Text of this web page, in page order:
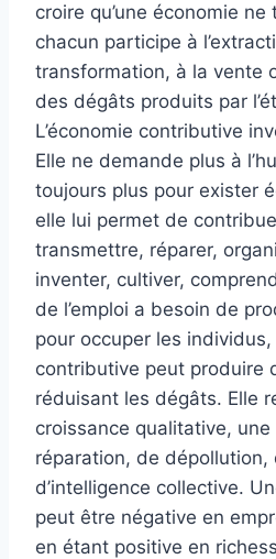
croire qu’une économie
chacun participe à
transformation, à la vente
des dégâts produits par
L’économie contributive
Elle ne demande plus à
toujours plus pour exister
elle lui permet de
transmettre, réparer,
inventer, cultiver,
de l’emploi a besoin de
pour occuper les individus,
contributive peut produire
réduisant les dégâts. Elle
croissance qualitative,
réparation, de dépollution,
d’intelligence collective.
peut être négative en
en étant positive en